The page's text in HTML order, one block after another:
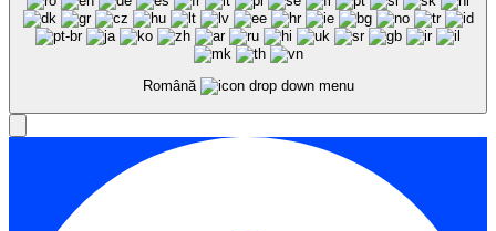
Română